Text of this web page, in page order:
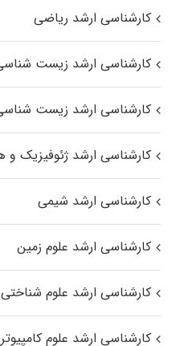
کارشناسی ارشد ریاضی
کارشناسی ارشد زیست‌
کارشناسی ارشد زیست‌
کارشناسی ارشد ژئوفیزیک و
کارشناسی ارشد شیمی
کارشناسی ارشد علوم زمین
کارشناسی ارشد علوم شناختی
کارشناسی ارشد علوم کامپیوتر